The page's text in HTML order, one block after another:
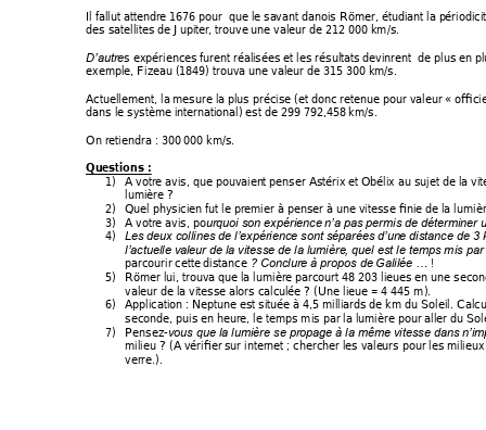
Il fallut attendre 1676 pour  que le savant danois Römer, étudiant la périodici
des satellites de Jupiter, trouve une valeur de 212 000 km/s.
D’autres expériences furent réalisées et les résultats devinrent  de plus en
exemple, Fizeau (1849) trouva une valeur de 315 300 km/s.
Actuellement, la mesure la plus précise (et donc retenue pour valeur «
dans le système international) est de 299 792,458 km/s.
On retiendra : 300 000 km/s.
Questions :
1) A votre avis, que pouvaient penser Astérix et Obélix au sujet de la
lumière ?
2) Quel physicien fut le premier à penser à une vitesse finie de la
3) A votre avis, pourquoi son expérience n’a pas permis de déterminer
4) Les deux collines de l’expérience sont séparées d’une distance de 3
l’actuelle valeur de la vitesse de la lumière, quel est le temps mis par
parcourir cette distance ? Conclure à propos de Galilée … !
5) Römer lui, trouva que la lumière parcourt 48 203 lieues en une
valeur de la vitesse alors calculée ? (Une lieue = 4 445 m).
6) Application : Neptune est située à 4,5 milliards de km du Soleil.
seconde, puis en heure, le temps mis par la lumière pour aller du
7) Pensez-vous que la lumière se propage à la même vitesse dans n’i
milieu ? (A vérifier sur internet ; chercher les valeurs pour les
verre.).